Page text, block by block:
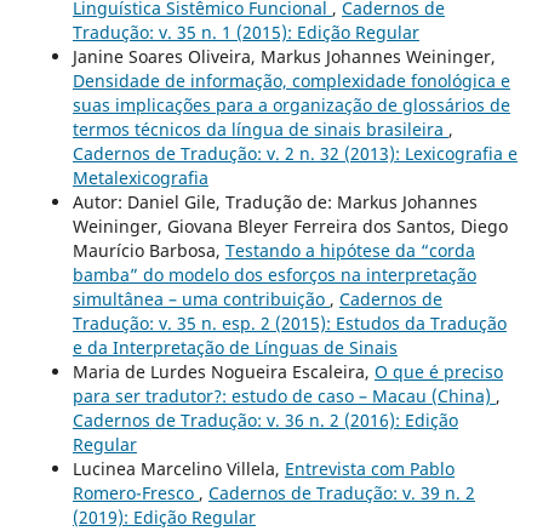
Linguística Sistêmico Funcional , Cadernos de
Tradução: v. 35 n. 1 (2015): Edição Regular
Janine Soares Oliveira, Markus Johannes Weininger,
Densidade de informação, complexidade fonológica e
suas implicações para a organização de glossários de
termos técnicos da língua de sinais brasileira ,
Cadernos de Tradução: v. 2 n. 32 (2013): Lexicografia e
Metalexicografia
Autor: Daniel Gile, Tradução de: Markus Johannes
Weininger, Giovana Bleyer Ferreira dos Santos, Diego
Maurício Barbosa, Testando a hipótese da “corda
bamba” do modelo dos esforços na interpretação
simultânea – uma contribuição , Cadernos de
Tradução: v. 35 n. esp. 2 (2015): Estudos da Tradução
e da Interpretação de Línguas de Sinais
Maria de Lurdes Nogueira Escaleira, O que é preciso
para ser tradutor?: estudo de caso – Macau (China) ,
Cadernos de Tradução: v. 36 n. 2 (2016): Edição
Regular
Lucinea Marcelino Villela, Entrevista com Pablo
Romero-Fresco , Cadernos de Tradução: v. 39 n. 2
(2019): Edição Regular